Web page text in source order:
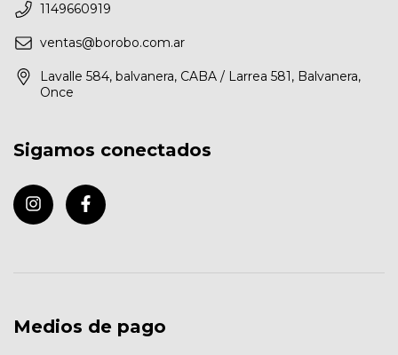
1149660919
ventas@borobo.com.ar
Lavalle 584, balvanera, CABA / Larrea 581, Balvanera,
Once
Sigamos conectados
Medios de pago